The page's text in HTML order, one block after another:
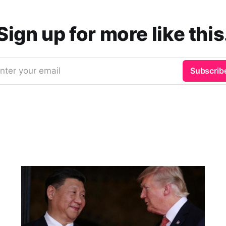
up for more like
your email